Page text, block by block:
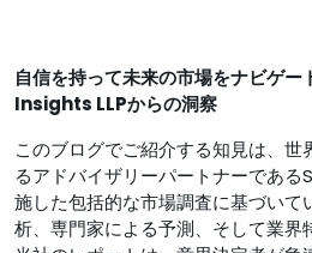
自信を持って未来の市場をナビゲ
Insights LLPからの洞察
このブログでご紹介する知見は、
るアドバイザリーパートナーであ
施した包括的な市場調査に基づいて
析、専門家による予測、そして業界